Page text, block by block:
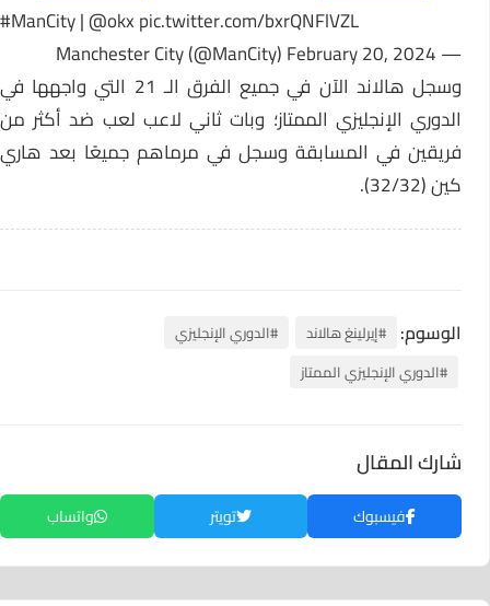
#ManCity|@okxpic.twitter.com/bxrQNFlVZL
February 20, 2024
وسجل هالاند الآن في جميع الفرق الـ 21 التي واجهها في
الدوري الإنجليزي الممتاز؛ وبات ثاني لاعب لعب ضد أكثر من
فريقين في المسابقة وسجل في مرماهم جميعًا بعد هاري
كين (32/32).
الوسوم: #إيرلينغ هالاند
#الدوري الإنجليزي
#الدوري الإنجليزي الممتاز
شارك المقال
فيسبوك تويتر واتساب